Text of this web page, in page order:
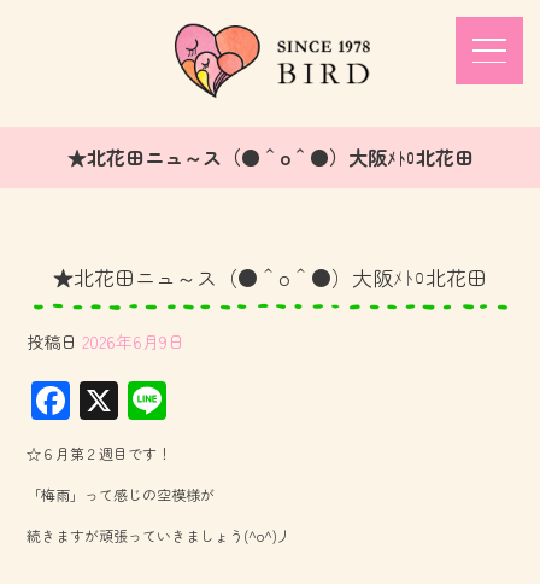
★北花田ニュ～ス（●＾o＾●）大阪ﾒﾄﾛ北花田
★北花田ニュ～ス（●＾o＾●）大阪ﾒﾄﾛ北花田
投稿日 2026年6月9日
F
ac
e
b
o
X
☆６月第２週目です！
「梅雨」って感じの空模様が
続きますが頑張っていきましょう(^o^)丿